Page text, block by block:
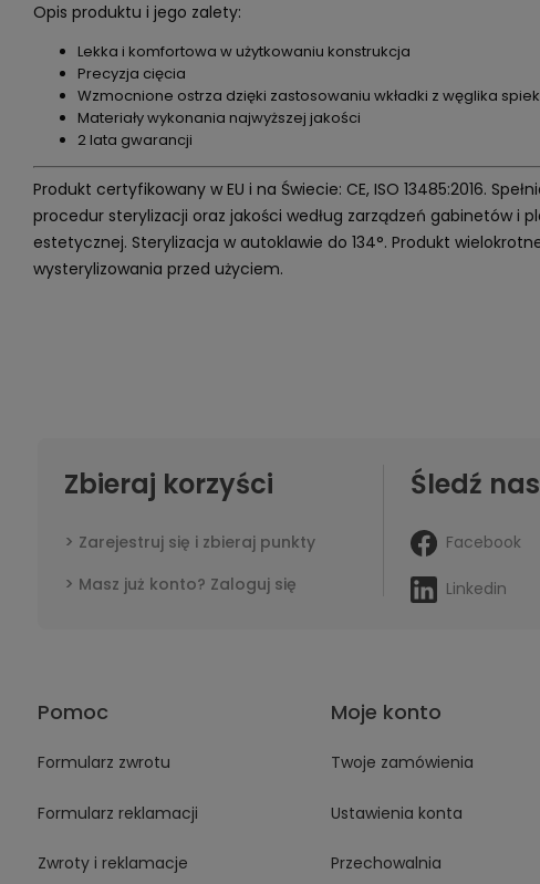
Opis produktu i jego zalety:
Lekka i komfortowa w użytkowaniu konstrukcja
Precyzja cięcia
Wzmocnione ostrza dzięki zastosowaniu wkładki z węglika
Materiały wykonania najwyższej jakości
2 lata gwarancji
Produkt certyfikowany w EU i na Świecie: CE, ISO 13485:2016.
procedur sterylizacji oraz jakości według zarządzeń gabinetów i
estetycznej. Sterylizacja w autoklawie do 134°. Produkt
wysterylizowania przed użyciem.
Zbieraj korzyści
Zarejestruj się i zbieraj punkty
Masz już konto? Zaloguj się
Śledź
Facebook
Linkedin
Pomoc
Formularz zwrotu
Formularz reklamacji
Zwroty i reklamacje
Moje konto
Twoje zamówienia
Ustawienia konta
Przechowalnia